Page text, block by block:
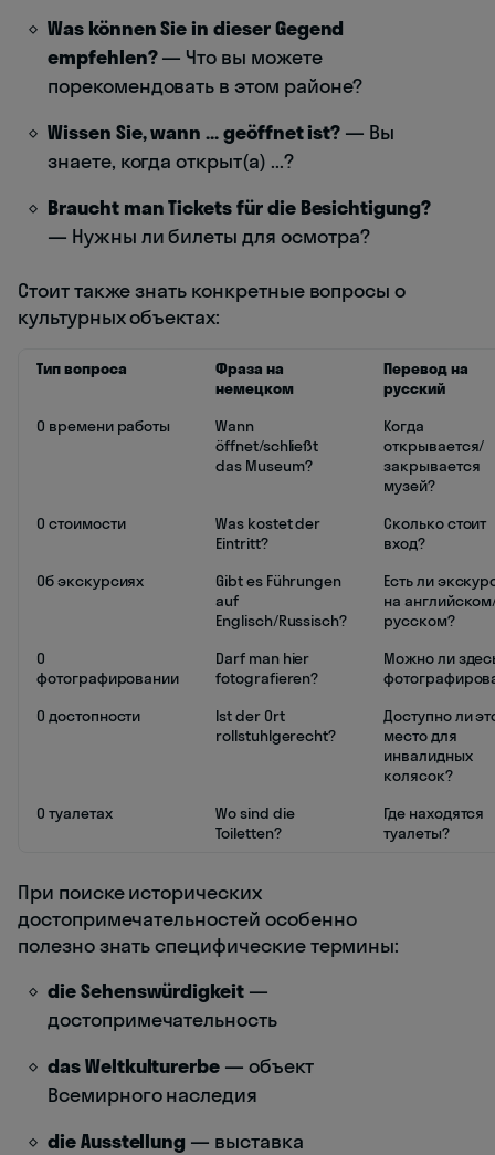
Was können Sie in dieser Gegend
empfehlen?— Что вы можете
порекомендовать в этом районе?
Wissen Sie, wann ... geöffnet ist? — Вы
знаете, когда открыт(а) ...?
Braucht man Tickets für die Besichtigung?
— Нужны ли билеты для осмотра?
Стоит также знать конкретные вопросы о
культурных объектах:
Тип вопроса
Фраза на
немецком
Перевод на
русский
О времени работы
Wann
öffnet/schließt
das Museum?
Когда
открывается/
закрывается
музей?
О стоимости
Was kostet der
Eintritt?
Сколько стоит
вход?
Об экскурсиях
Gibt es Führungen
auf
Englisch/Russisch?
Есть ли
на
русском?
О
фотографировании
Darf man hier
fotografieren?
Можно ли
О достопности
Ist der Ort
rollstuhlgerecht?
Доступно ли
место для
инвалидных
колясок?
О туалетах
Wo sind die
Toiletten?
Где находятся
туалеты?
При поиске исторических
достопримечательностей особенно
полезно знать специфические термины:
die Sehenswürdigkeit —
достопримечательность
das Weltkulturerbe — объект
Всемирного наследия
die Ausstellung — выставка